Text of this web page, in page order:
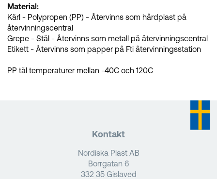
Material:
Kärl - Polypropen (PP) - Återvinns som hårdplast på
återvinningscentral
Grepe - Stål - Återvinns som metall på återvinningscentral
Etikett - Återvinns som papper på Fti återvinningsstation
PP tål temperaturer mellan -40C och 120C
Kontakt
Nordiska Plast AB
Borrgatan 6
332 35 Gislaved